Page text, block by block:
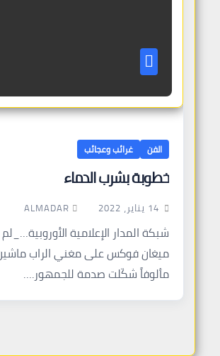
الفن غرائب وعجائب
خطوبة بشرب الدماء
14 يناير، 2022 ALMADAR
شبكة المدار الإعلامية
ميغان فوكس على مغني الراب
مألوفاً شكّلت صدمة للجمهور.…